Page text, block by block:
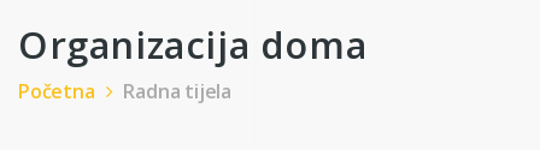
Organizacija doma
Početna Radna tijela